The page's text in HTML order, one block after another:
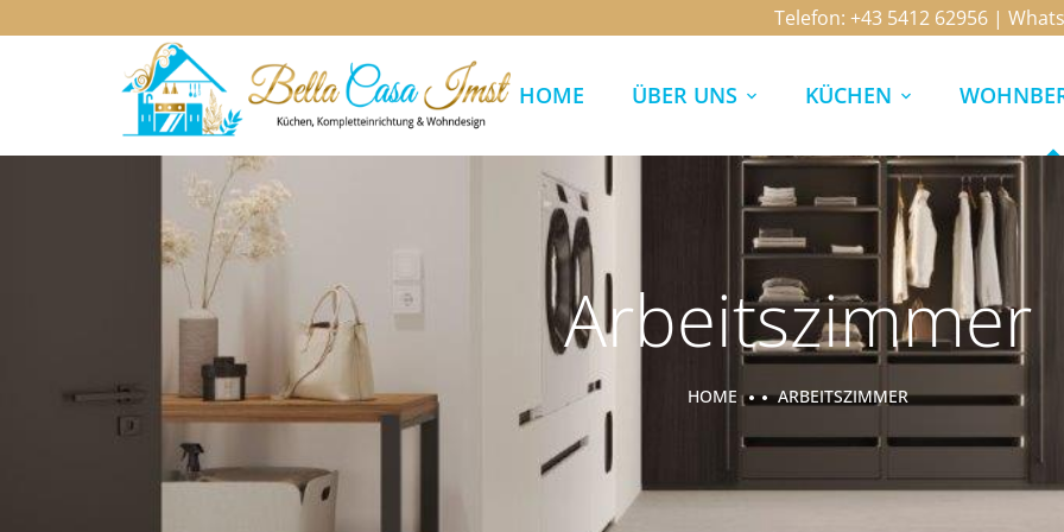
Telefon: +43 5412 62956 |
HOME ÜBER UNS KÜCHEN
Arbeitszimmer
HOME ARBEITSZIMMER